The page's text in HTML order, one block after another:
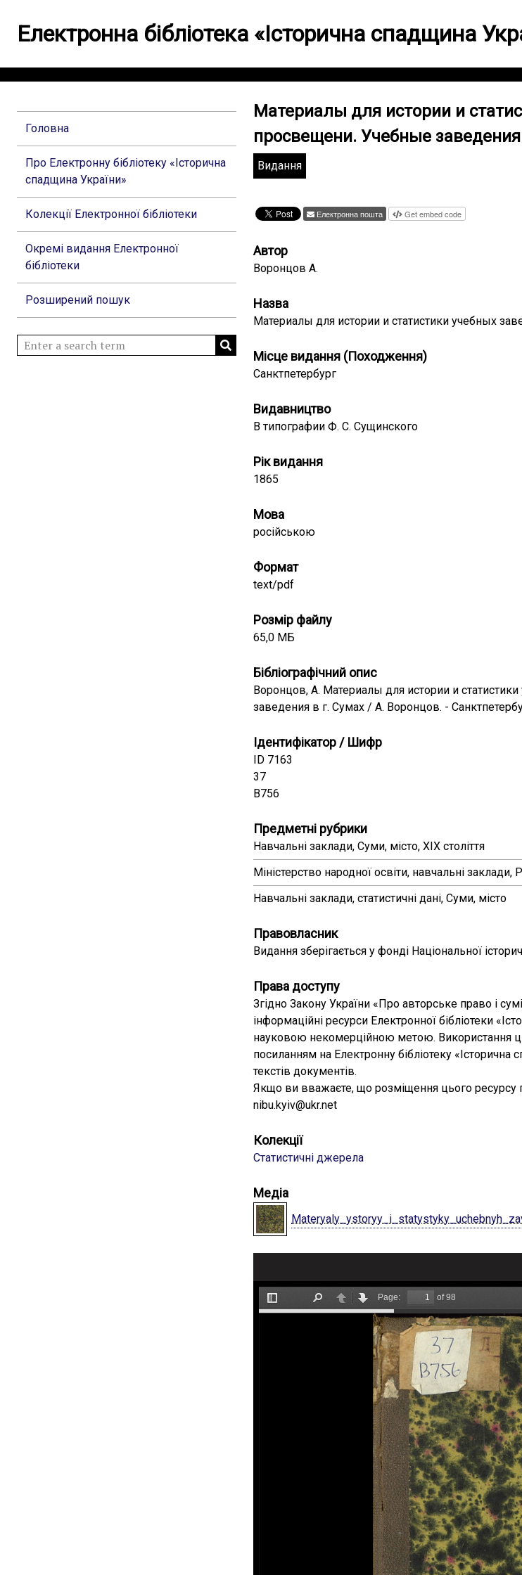
Електронна бібліотека «Історична спадщина
Головна
Про Електронну бібліотеку «Історична
спадщина України»
Колекції Електронної бібліотеки
Окремі видання Електронної
бібліотеки
Розширений пошук
Материалы для истории и
просвещени. Учебные
Видання
Електронна пошта Get embed code
Автор
Воронцов А.
Назва
Материалы для истории и статистики учебных
Місце видання (Походження)
Санктпетербург
Видавництво
В типографии Ф. С. Сущинского
Рік видання
1865
Мова
російською
Формат
text/pdf
Розмір файлу
65,0 МБ
Бібліографічний опис
Воронцов, А. Материалы для истории и
заведения в г. Сумах / А. Воронцов. -
Ідентифікатор / Шифр
ID 7163
37
В756
Предметні рубрики
Навчальні заклади, Суми, місто, XIX століття
Міністерство народної освіти, навчальні заклади,
Навчальні заклади, статистичні дані, Суми, місто
Правовласник
Видання зберігається у фонді Національної
Права доступу
Згідно Закону України «Про авторське право і
інформаційні ресурси Електронної бібліотеки
науковою некомерційною метою. Використання
посиланням на Електронну бібліотеку
текстів документів.
Якщо ви вважаєте, що розміщення цього ресурсу
nibu.kyiv@ukr.net
Колекції
Статистичні джерела
Медіа